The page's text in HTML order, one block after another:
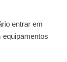
entrar em